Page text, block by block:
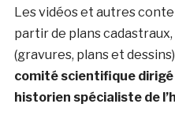
Les vidéos et autres
partir de plans
(gravures, plans et
comité scientifique
historien spécialiste de